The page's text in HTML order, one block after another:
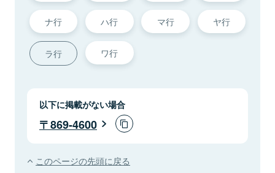
ナ行 ハ行 マ行 ヤ行
ラ行 ワ行
以下に掲載がない場合
869-4600
このページの先頭に戻る